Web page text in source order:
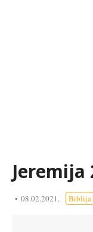
08.02.2021. Biblija